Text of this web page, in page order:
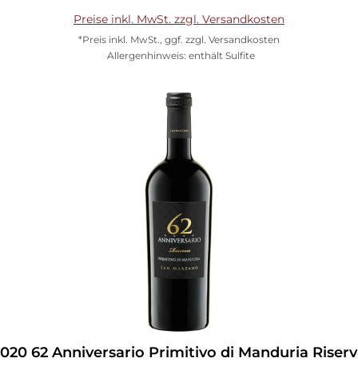
Preise inkl. MwSt. zzgl. Versandkosten
*Preis inkl. MwSt., ggf. zzgl. Versandkosten
Allergenhinweis: enthält Sulfite
62 Anniversario Primitivo di Manduria